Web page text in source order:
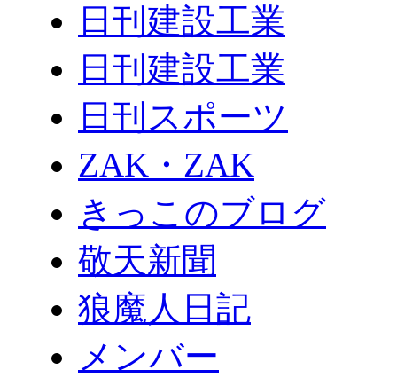
日刊建設工業
日刊建設工業
日刊スポーツ
ZAK・ZAK
きっこのブログ
敬天新聞
狼魔人日記
メンバー